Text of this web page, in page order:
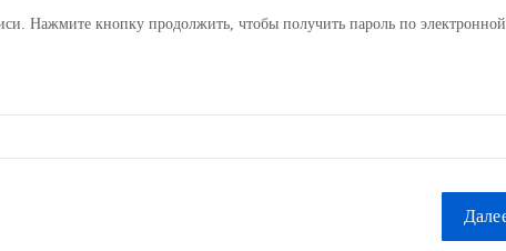
Нажмите кнопку продолжить, чтобы получить пароль по электронной